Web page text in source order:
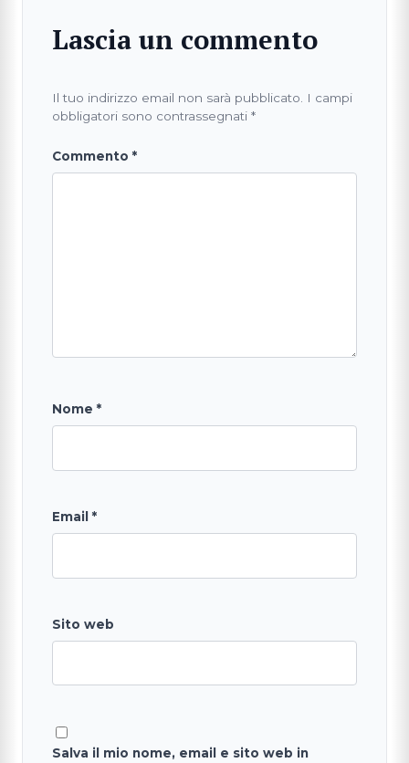
Lascia un commento
Il tuo indirizzo email non sarà pubblicato.
I campi
obbligatori sono contrassegnati *
Commento *
Nome *
Email *
Sito web
Salva il mio nome, email e sito web in